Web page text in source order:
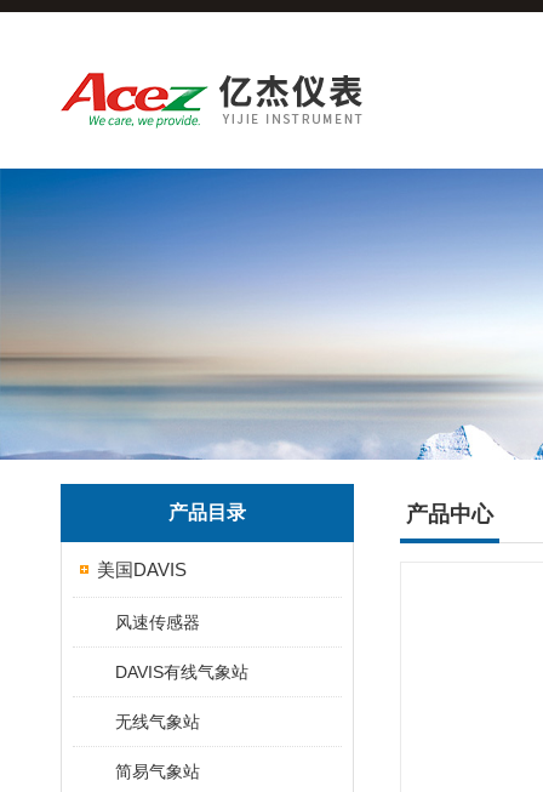
产品目录
美国DAVIS
风速传感器
DAVIS有线气象站
无线气象站
简易气象站
产品中心